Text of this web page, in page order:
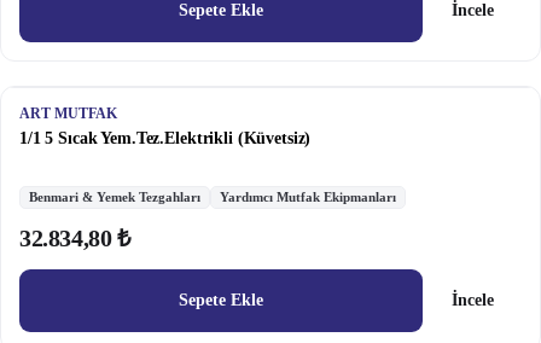
Sepete Ekle İncele
ART MUTFAK
1/1 5 Sıcak Yem.Tez.Elektrikli (Küvetsiz)
Benmari & Yemek Tezgahları Yardımcı Mutfak Ekipmanları
32.834,80 ₺
Sepete Ekle İncele